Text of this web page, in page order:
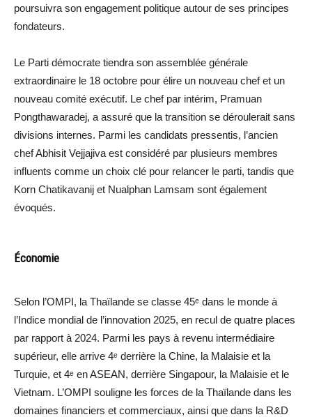
poursuivra son engagement politique autour de ses principes
fondateurs.
Le Parti démocrate tiendra son assemblée générale
extraordinaire le 18 octobre pour élire un nouveau chef et un
nouveau comité exécutif. Le chef par intérim, Pramuan
Pongthawaradej, a assuré que la transition se déroulerait sans
divisions internes. Parmi les candidats pressentis, l’ancien
chef Abhisit Vejjajiva est considéré par plusieurs membres
influents comme un choix clé pour relancer le parti, tandis que
Korn Chatikavanij et Nualphan Lamsam sont également
évoqués.
Économie
Selon l’OMPI, la Thaïlande se classe 45ᵉ dans le monde à
l’Indice mondial de l’innovation 2025, en recul de quatre places
par rapport à 2024. Parmi les pays à revenu intermédiaire
supérieur, elle arrive 4ᵉ derrière la Chine, la Malaisie et la
Turquie, et 4ᵉ en ASEAN, derrière Singapour, la Malaisie et le
Vietnam. L’OMPI souligne les forces de la Thaïlande dans les
domaines financiers et commerciaux, ainsi que dans la R&D